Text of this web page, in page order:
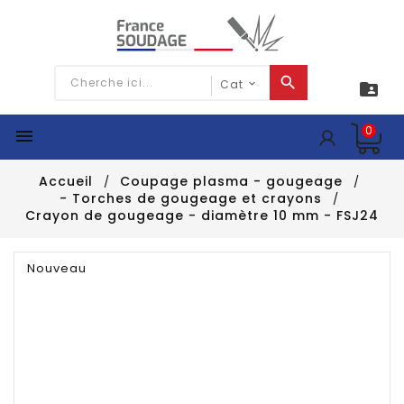

 0
Accueil
Coupage plasma - gougeage
- Torches de gougeage et crayons
Crayon de gougeage - diamètre 10 mm - FSJ24
Nouveau